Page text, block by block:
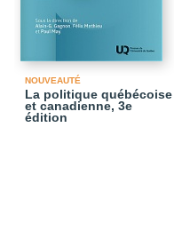
NOUVEAUTÉ
La politique québécoise
et canadienne, 3e
édition